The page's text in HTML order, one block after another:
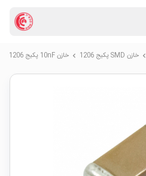
chevron_right خازن SMD پکیج 1206 chevron_right خازن 10nF پکیج SMD 1206